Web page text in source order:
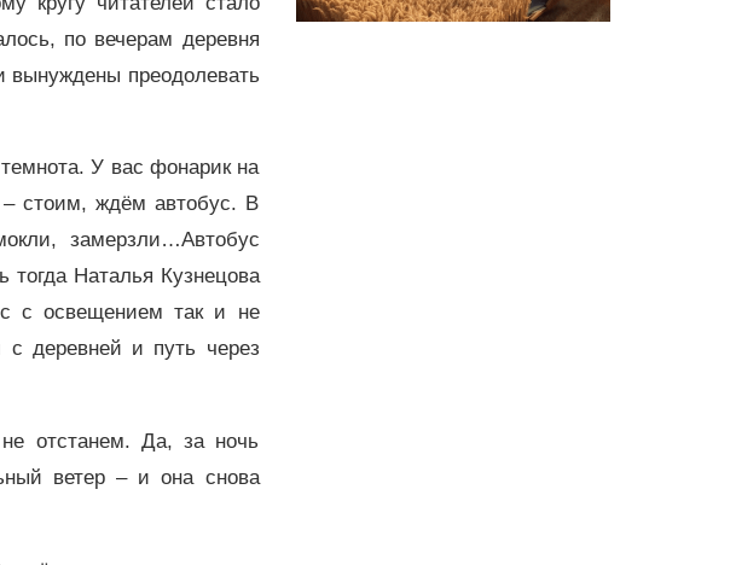
по вечерам деревня
вынуждены преодолевать
У вас фонарик на
– стоим, ждём автобус. В
замерзли…Автобус
тогда Наталья Кузнецова
с освещением так и не
деревней и путь через
отстанем. Да, за ночь
ветер – и она снова